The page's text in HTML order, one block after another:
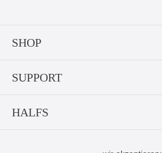
SHOP
SUPPORT
HALFS